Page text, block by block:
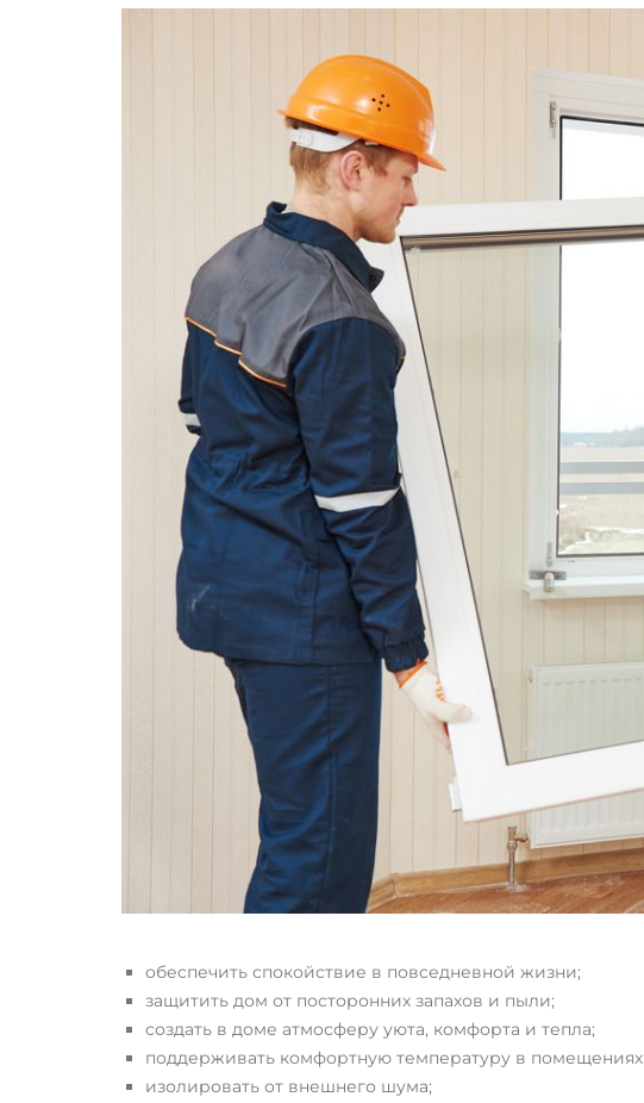
обеспечить спокойствие в повседневной жизни;
защитить дом от посторонних запахов и пыли;
создать в доме атмосферу уюта, комфорта и тепла;
поддерживать комфортную температуру в
изолировать от внешнего шума;